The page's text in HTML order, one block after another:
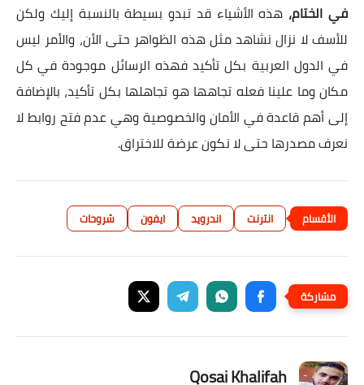
في الختام، هذه الأشياء قد تبدو بسيطة بالنسبة إليك ولكن
للأسف لا نزال نشاهد مثل هذه الظواهر حتى الأن، والأمر ليس
في الدول العربية بكل تأكيد فهذه الرسائل موجودة في كل
مكان وما علينا فعله تجاهها هو تجاهلها بكل تأكيد، بالإضافة
إلى أهم قاعدة في الأمان والخصوصية وهي عدم فتح روابط لا
نعرف مصدرها حتى لا نكون عرضة للاختراق.
انترنت اندرويد ايفون شروحات
Qosai Khalifah